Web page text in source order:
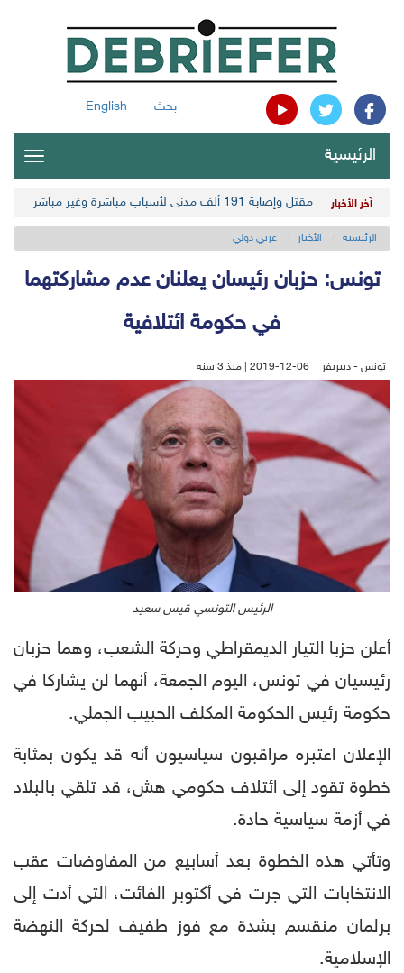
بحث English
الرئيسية
آخر الأخبار مقتل وإصابة 191 ألف مدني لأسباب مباشرة وغير مباشرة في أحدث حصيلة حوثية
الرئيسية الأخبار عربي دولي
تونس: حزبان رئيسان يعلنان عدم مشاركتهما
في حكومة ائتلافية
تونس - ديبريفر 2019-12-06 | منذ 3 سنة
الرئيس التونسي قيس سعيد
أعلن حزبا التيار الديمقراطي وحركة الشعب، وهما حزبان
رئيسيان في تونس، اليوم الجمعة، أنهما لن يشاركا في
حكومة رئيس الحكومة المكلف الحبيب الجملي.
الإعلان اعتبره مراقبون سياسيون أنه قد يكون بمثابة
خطوة تقود إلى ائتلاف حكومي هش، قد تلقي بالبلاد
في أزمة سياسية حادة.
وتأتي هذه الخطوة بعد أسابيع من المفاوضات عقب
الانتخابات التي جرت في أكتوبر الفائت، التي أدت إلى
برلمان منقسم بشدة مع فوز طفيف لحركة النهضة
الإسلامية.